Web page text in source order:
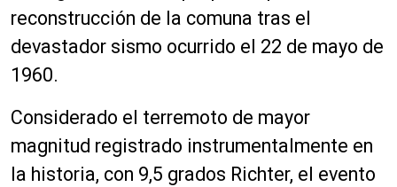
reconstrucción de la comuna tras el
devastador sismo ocurrido el 22 de mayo de
1960.
Considerado el terremoto de mayor
magnitud registrado instrumentalmente en
la historia, con 9,5 grados Richter, el evento